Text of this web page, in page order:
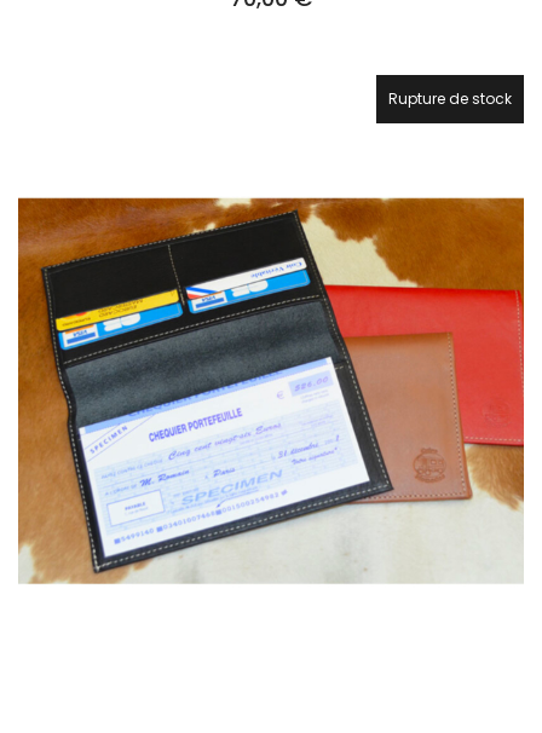
Rupture de stock